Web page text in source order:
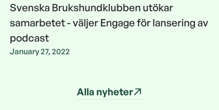
Svenska Brukshundklubben utökar
samarbetet - väljer Engage för lansering av
podcast
Svenska Brukshundklubben utökar
January 27, 2022
Alla nyheter